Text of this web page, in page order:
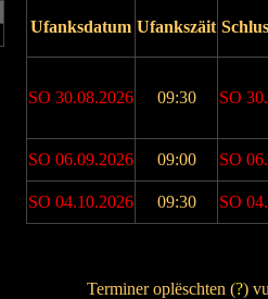
Ufanksdatum Ufankszäit
SO 30.08.2026 09:30 SO
SO 06.09.2026 09:00 SO
SO 04.10.2026 09:30 SO
Terminer oplëschten (?)